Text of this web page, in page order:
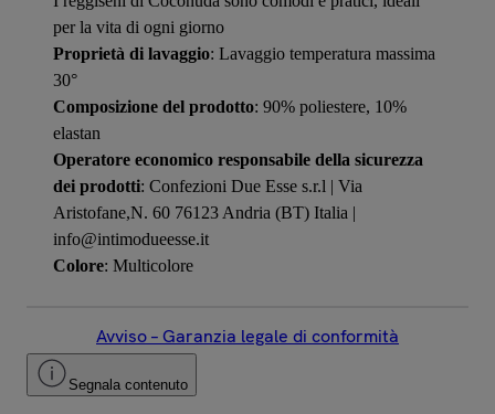
per la vita di ogni giorno
Proprietà di lavaggio: Lavaggio temperatura massima
30°
Composizione del prodotto: 90% poliestere, 10%
elastan
Operatore economico responsabile della sicurezza
dei prodotti: Confezioni Due Esse s.r.l | Via
Aristofane,N. 60 76123 Andria (BT) Italia |
info@intimodueesse.it
Colore: Multicolore
Avviso – Garanzia legale di conformità
Segnala contenuto